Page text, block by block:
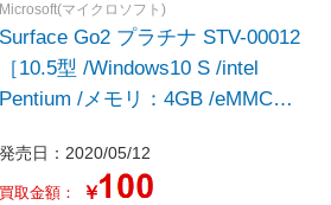
Microsoft(マイクロソフト)
Surface Go2 プラチナ STV-00012
［10.5型 /Windows10 S /intel
Pentium /メモリ：4GB /eMMC：
日本語版キーボード /2020年5月
モデル］
発売日：2020/05/12
買取金額： ￥